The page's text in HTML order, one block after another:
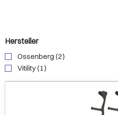
Hersteller
Ossenberg (2)
Vitility (1)